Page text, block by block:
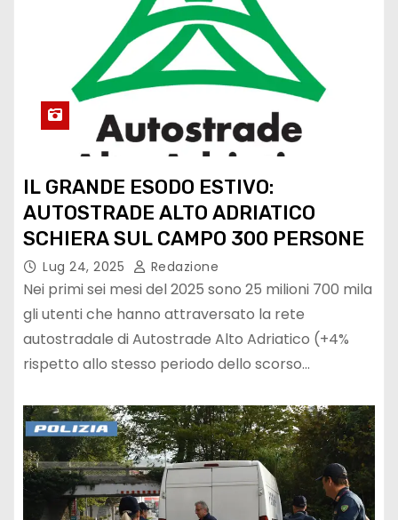
IL GRANDE ESODO ESTIVO:
AUTOSTRADE ALTO ADRIATICO
SCHIERA SUL CAMPO 300 PERSONE
Lug 24, 2025 Redazione
Nei primi sei mesi del 2025 sono 25 milioni 700 mila
gli utenti che hanno attraversato la rete
autostradale di Autostrade Alto Adriatico (+4%
rispetto allo stesso periodo dello scorso…